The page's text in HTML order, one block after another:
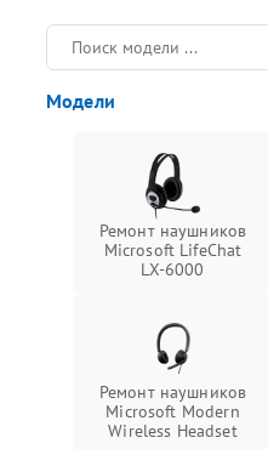
Модели
Ремонт наушников
Microsoft LifeChat
LX-6000
Ремонт наушников
Microsoft Modern
Wireless Headset